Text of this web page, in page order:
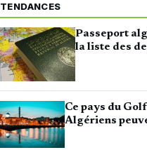
TENDANCES
Passeport
la liste des
Ce pays du
Algériens